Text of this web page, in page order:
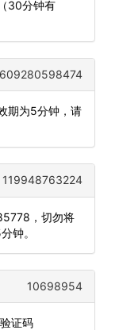
30分钟有
609280598474
期为5分钟，请
119948763224
，切勿将
钟。
10698954
证码